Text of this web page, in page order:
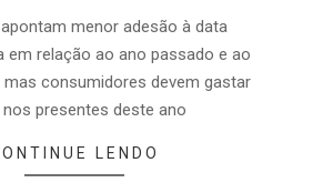
menor adesão à data
em relação ao ano passado e ao
mas consumidores devem gastar
presentes deste ano
LENDO